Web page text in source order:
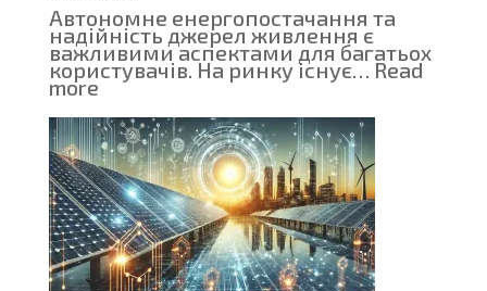
Автономне енергопостачання та
надійність джерел живлення є
важливими аспектами для багатьох
користувачів. На ринку існує… Read
more:
Все,
що
потрібно
знати
про
AGM-
акумулятори:
Технологія,
Порівняння
та
Переваги